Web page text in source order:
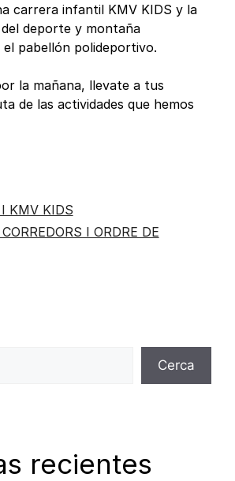
carrera infantil KMV KIDS y la
deporte y montaña
el pabellón polideportivo.
la mañana, llevate a tus
de las actividades que hemos
KMV KIDS
I ORDRE DE
Cerca
recientes